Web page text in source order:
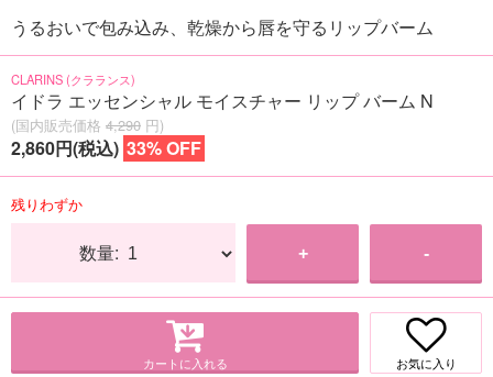
うるおいで包み込み、乾燥から唇を守るリップバーム
CLARINS (クラランス)
イドラ エッセンシャル モイスチャー リップ バーム N
(国内販売価格 4,290 円)
2,860円(税込) 33% OFF
残りわずか
数量: + -
カートに入れる お気に入り